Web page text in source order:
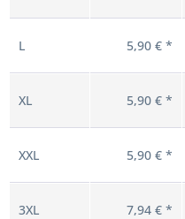
L 5,90 € *
XL 5,90 € *
XXL 5,90 € *
3XL 7,94 € *